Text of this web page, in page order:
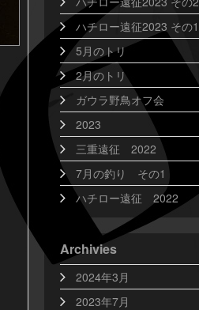
ハチロー遠征2023 その1
5月のトリ
2月のトリ
ガウラ野鳥オフ会
2023
三重遠征 2022
7月の釣り その1
ハチロー遠征 2022
Archivies
2024年3月
2023年7月